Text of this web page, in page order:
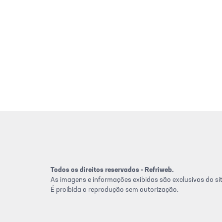
Todos os direitos reservados - Refriweb.
As imagens e informações exibidas são exclusivas do
É proibida a reprodução sem autorização.